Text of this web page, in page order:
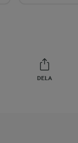
DELA